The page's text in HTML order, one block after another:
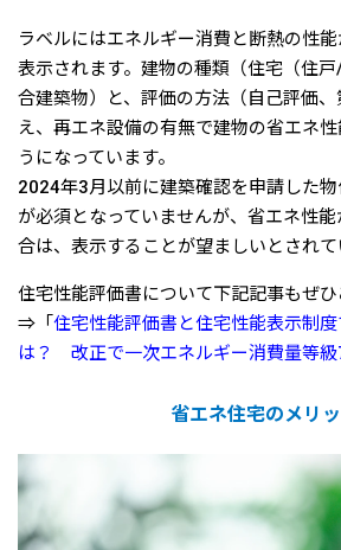
ラベルにはエネルギー消費と断熱の性
表示されます。建物の種類（住宅（住
合建築物）と、評価の方法（自己評価
え、再エネ設備の有無で建物の省エネ
うになっています。
2024年3月以前に建築確認を申請した
が必須となっていませんが、省エネ性
合は、表示することが望ましいとされて
住宅性能評価書について下記記事もぜひ
⇒「 住宅性能評価書と住宅性能表示制
は？ 改正で一次エネルギー消費量等級
省エネ住宅のメリ